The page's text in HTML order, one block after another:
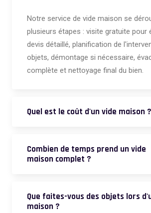
Notre service de vide maison se
plusieurs étapes : visite gratuite pour
devis détaillé, planification de
objets, démontage si nécessaire,
complète et nettoyage final du bien.
Quel est le coût d'un vide maison ?
Combien de temps prend un vide
maison complet ?
Que faites-vous des objets lors
maison ?